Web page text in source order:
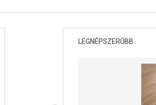
LEGNÉPSZERŰBB